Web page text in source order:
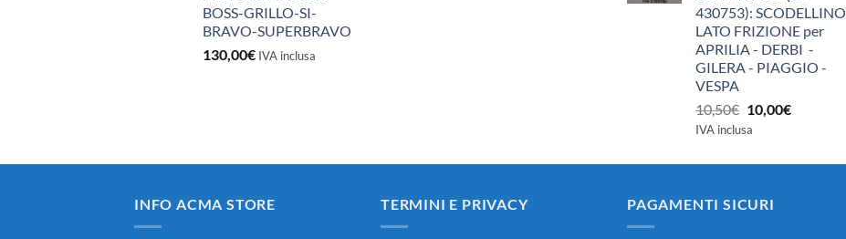
BOSS-GRILLO-SI-
BRAVO-SUPERBRAVO
130,00€ IVA inclusa
430753): SCODELLINO
LATO FRIZIONE per
APRILIA - DERBI -
GILERA - PIAGGIO -
VESPA
10,50€ Il
prezzo
era:
10,00€Il
è:
IVA inclusa
INFO ACMA STORE TERMINI E PRIVACY PAGAMENTI SICURI